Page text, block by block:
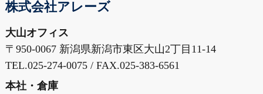
株式会社アレーズ
大山オフィス
〒950-0067 新潟県新潟市東区大山2丁目11-14
TEL.025-274-0075 / FAX.025-383-6561
本社・倉庫